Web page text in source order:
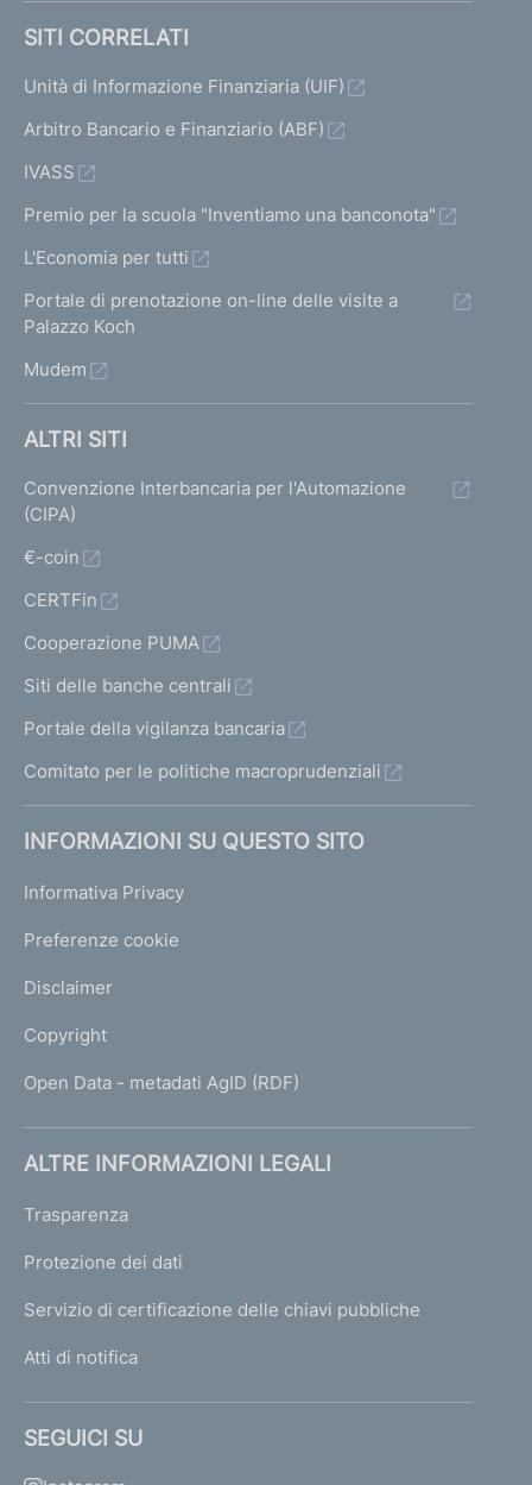
SITI CORRELATI
Unità di Informazione Finanziaria (UIF)
Arbitro Bancario e Finanziario (ABF)
IVASS
Premio per la scuola "Inventiamo una banconota"
L'Economia per tutti
Portale di prenotazione on-line delle visite a
Palazzo Koch
Mudem
ALTRI SITI
Convenzione Interbancaria per l'Automazione
(CIPA)
€-coin
CERTFin
Cooperazione PUMA
Siti delle banche centrali
Portale della vigilanza bancaria
Comitato per le politiche macroprudenziali
INFORMAZIONI SU QUESTO SITO
Informativa Privacy
Preferenze cookie
Disclaimer
Copyright
Open Data - metadati AgID (RDF)
ALTRE INFORMAZIONI LEGALI
Trasparenza
Protezione dei dati
Servizio di certificazione delle chiavi pubbliche
Atti di notifica
SEGUICI SU